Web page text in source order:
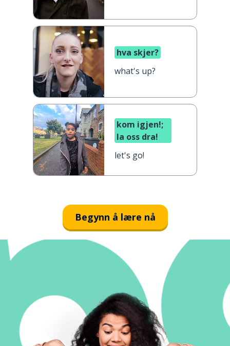
hva skjer?
what's up?
kom igjen!;
la oss dra!
let's go!
Begynn å lære nå